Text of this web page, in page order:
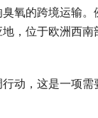
氧的跨境运输。
地，位于欧洲西
动，这是一项